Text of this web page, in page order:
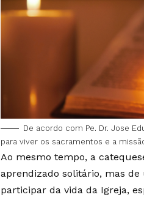
De acordo com Pe. Dr. Jose
para viver os sacramentos e a
Ao mesmo tempo, a
aprendizado solitário, mas
participar da vida da Igreja,